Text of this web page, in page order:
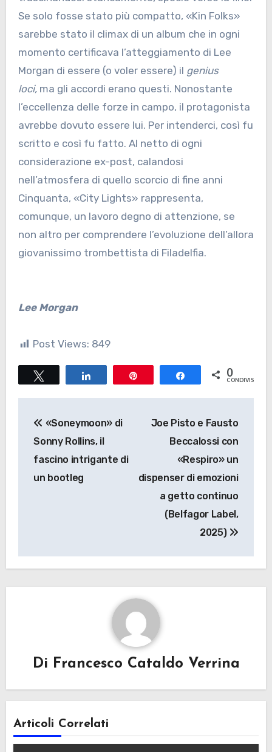
Se solo fosse stato più compatto, «Kin Folks»
sarebbe stato il climax di un album che in ogni
momento certificava l’atteggiamento di Lee
Morgan di essere (o voler essere) il genius
loci, ma gli accordi erano questi. Nonostante
l’eccellenza delle forze in campo, il protagonista
avrebbe dovuto essere lui. Per intenderci, così fu
scritto e così fu fatto. Al netto di ogni
considerazione ex-post, calandosi
nell’atmosfera di quello scorcio di fine anni
Cinquanta, «City Lights» rappresenta,
comunque, un lavoro degno di attenzione, se
non altro per comprendere l’evoluzione dell’allora
giovanissimo trombettista di Filadelfia.
Lee Morgan
Post Views: 849
Share 0
CONDIVISIONI
articoli
«Soneymoon» di
Sonny Rollins, il
fascino intrigante di
un bootleg
Joe Pisto e Fausto
Beccalossi con
«Respiro» un
dispenser di emozioni
a getto continuo
(Belfagor Label,
2025)
Di Francesco Cataldo Verrina
Articoli Correlati